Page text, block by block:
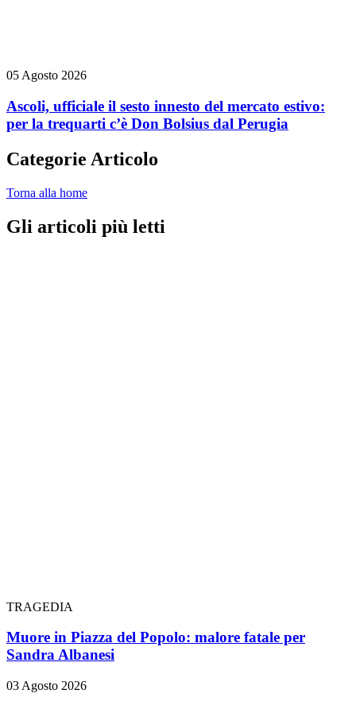
05 Agosto 2026
Ascoli, ufficiale il sesto innesto del mercato estivo:
per la trequarti c’è Don Bolsius dal Perugia
Categorie Articolo
Torna alla home
Gli articoli più letti
TRAGEDIA
Muore in Piazza del Popolo: malore fatale per
Sandra Albanesi
03 Agosto 2026